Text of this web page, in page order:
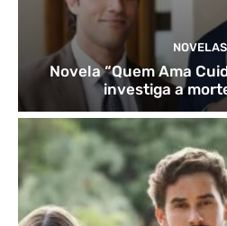
NOVELAS
Novela “Quem Ama
investiga a